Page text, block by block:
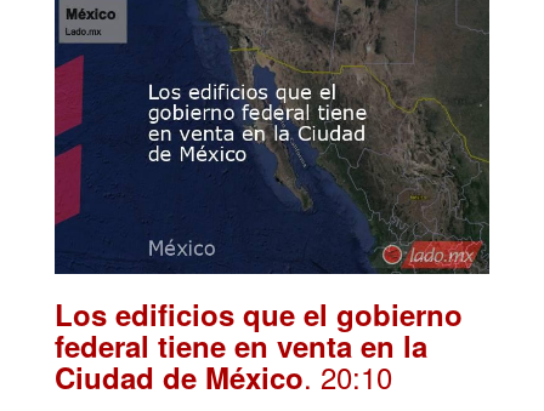
Los edificios que el gobierno
federal tiene en venta en la
Ciudad de México. 20:10